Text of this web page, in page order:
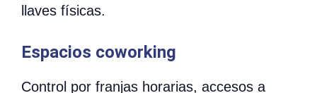
llaves físicas.
Espacios coworking
Control por franjas horarias, accesos a